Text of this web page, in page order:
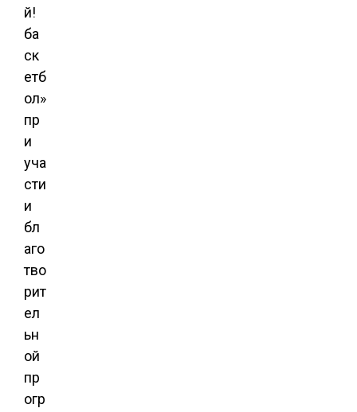
й!
ба
ск
етб
ол»
пр
и
уча
сти
и
бл
аго
тво
рит
ел
ьн
ой
пр
огр